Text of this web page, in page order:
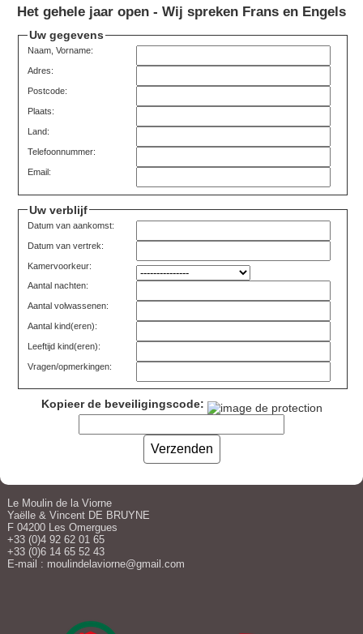
Het gehele jaar open - Wij spreken Frans en Engels
Uw gegevens
Naam, Vorname:
Adres:
Postcode:
Plaats:
Land:
Telefoonnummer:
Email:
Uw verblijf
Datum van aankomst:
Datum van vertrek:
Kamervoorkeur:
Aantal nachten:
Aantal volwassenen:
Aantal kind(eren):
Leeftijd kind(eren):
Vragen/opmerkingen:
Kopieer de beveiligingscode:
Le Moulin de la Viorne
Yaëlle & Vincent DE BRUYNE
F 04200 Les Omergues
+33 (0)4 92 62 01 65
+33 (0)6 14 65 52 43
E-mail : moulindelaviorne@gmail.com